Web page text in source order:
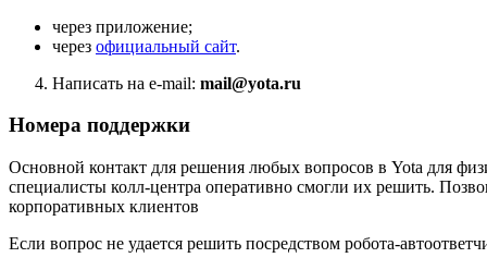
через приложение;
через официальный сайт.
Написать на e-mail: mail@yota.ru
Номера поддержки
Основной контакт для решения любых вопросов в Yota для
специалисты колл-центра оперативно смогли их решить.
корпоративных клиентов
Если вопрос не удается решить посредством робота-